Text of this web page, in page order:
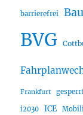
barrierefrei
BVG
Frankfurt
i2030 ICE